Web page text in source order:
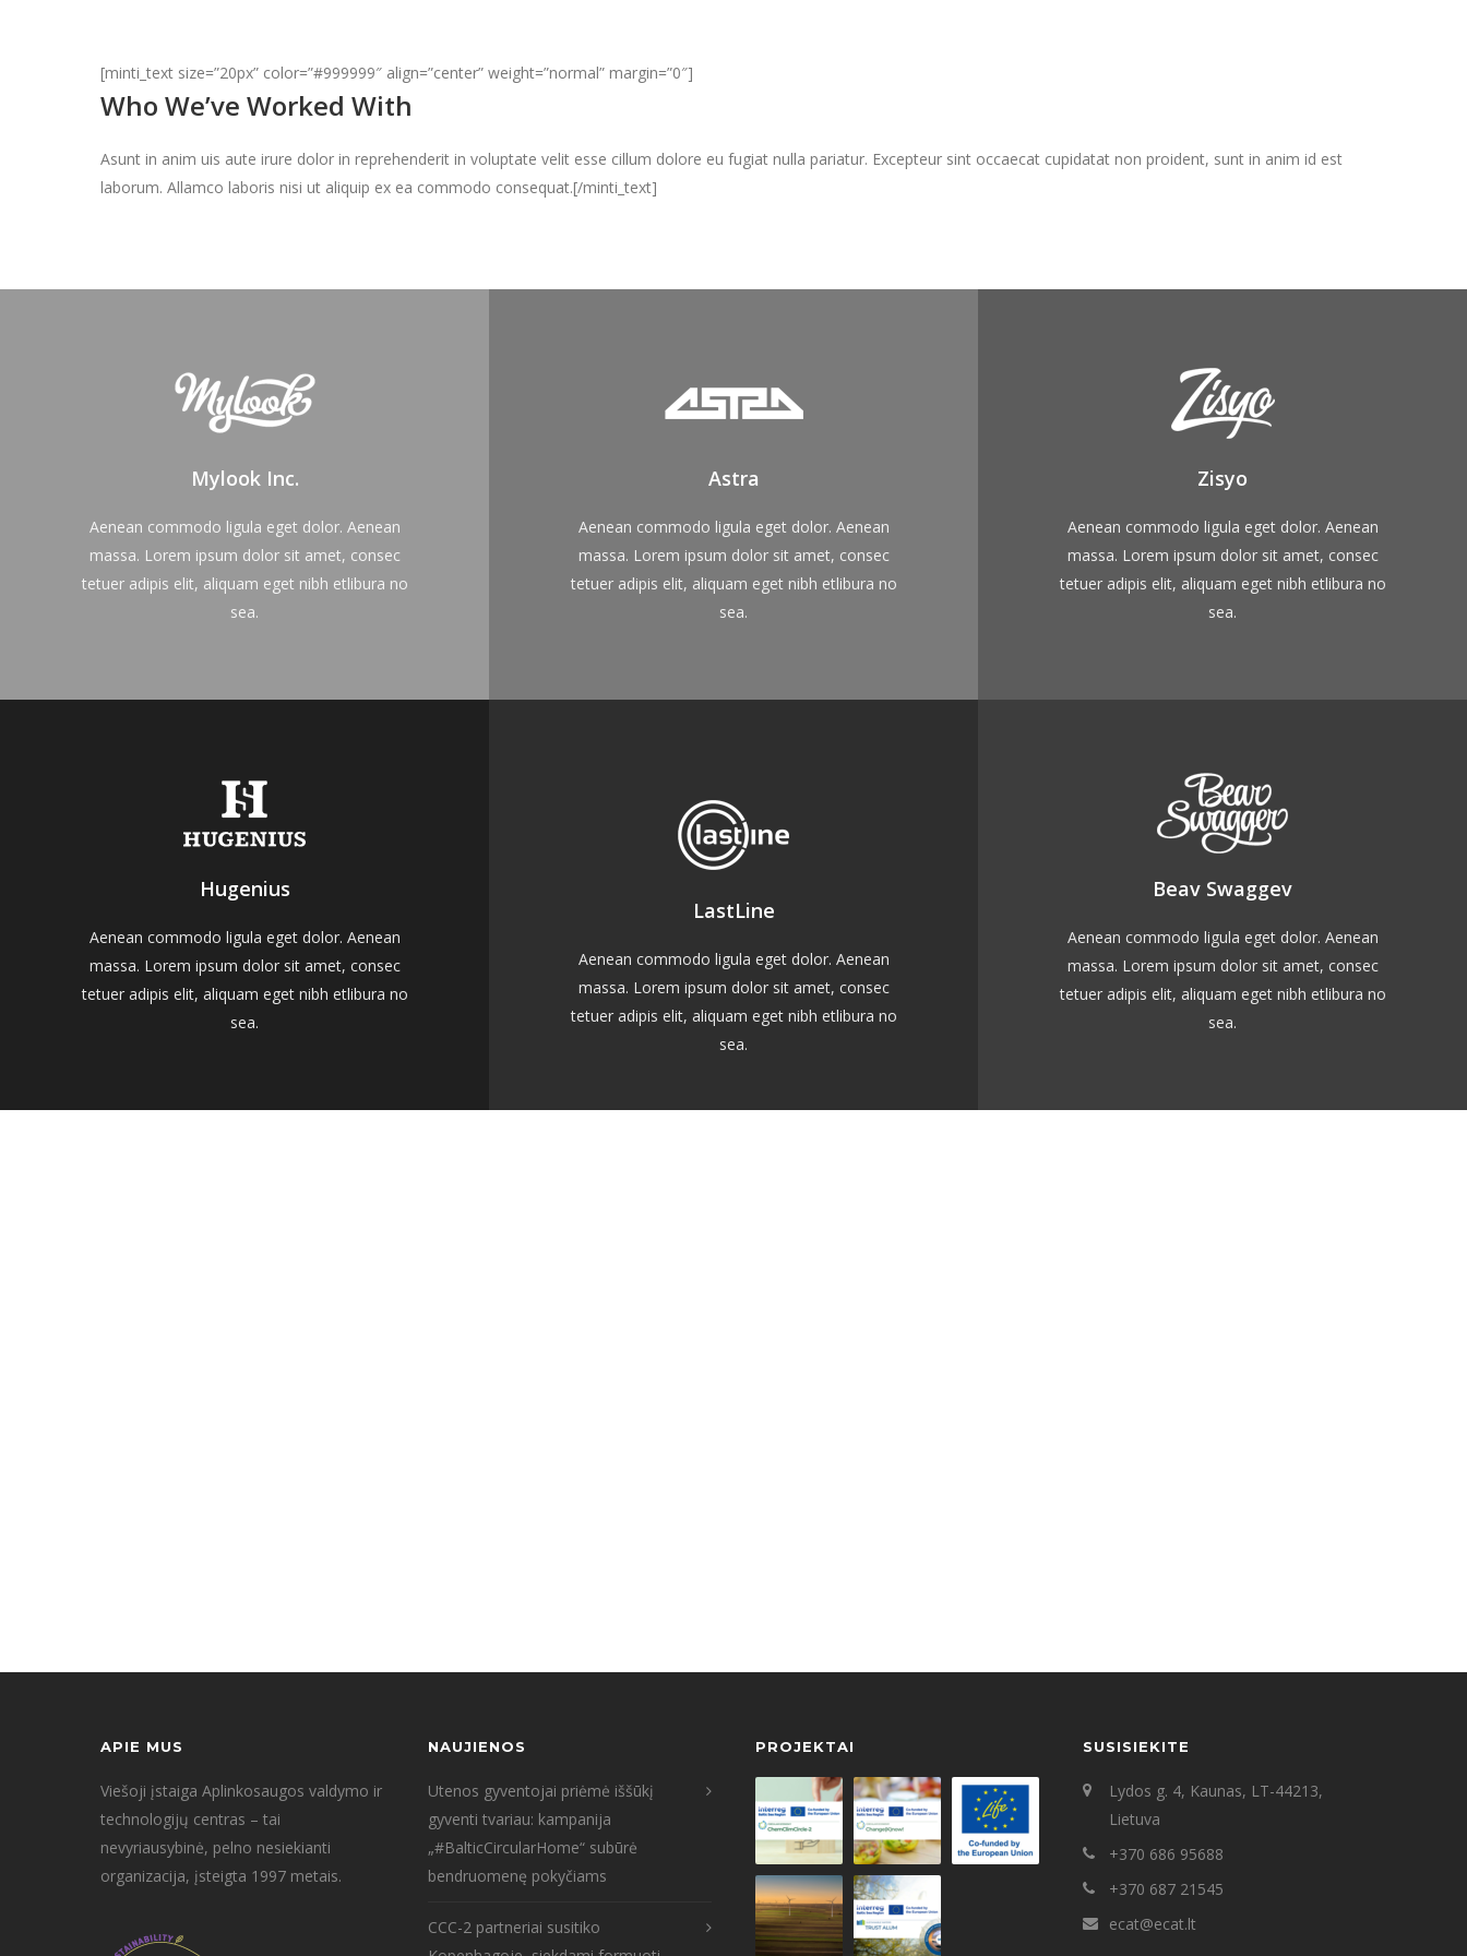
[minti_text size=”20px” color=”#999999″ align=”center” weight=”normal” margin=”0″]
Who We’ve Worked With
Asunt in anim uis aute irure dolor in reprehenderit in voluptate velit esse cillum dolore eu fugiat nulla pariatur. Excepteur sint occaecat cupidatat non proident, sunt in anim id est
laborum. Allamco laboris nisi ut aliquip ex ea commodo consequat.[/minti_text]
Mylook Inc.
Aenean commodo ligula eget dolor. Aenean
massa. Lorem ipsum dolor sit amet, consec
tetuer adipis elit, aliquam eget nibh etlibura no
sea.
Astra
Aenean commodo ligula eget dolor. Aenean
massa. Lorem ipsum dolor sit amet, consec
tetuer adipis elit, aliquam eget nibh etlibura no
sea.
Zisyo
Aenean commodo ligula eget dolor. Aenean
massa. Lorem ipsum dolor sit amet, consec
tetuer adipis elit, aliquam eget nibh etlibura no
sea.
Hugenius
Aenean commodo ligula eget dolor. Aenean
massa. Lorem ipsum dolor sit amet, consec
tetuer adipis elit, aliquam eget nibh etlibura no
sea.
LastLine
Aenean commodo ligula eget dolor. Aenean
massa. Lorem ipsum dolor sit amet, consec
tetuer adipis elit, aliquam eget nibh etlibura no
sea.
Beav Swaggev
Aenean commodo ligula eget dolor. Aenean
massa. Lorem ipsum dolor sit amet, consec
tetuer adipis elit, aliquam eget nibh etlibura no
sea.
APIE MUS
Viešoji įstaiga Aplinkosaugos valdymo ir
technologijų centras – tai
nevyriausybinė, pelno nesiekianti
organizacija, įsteigta 1997 metais.
NAUJIENOS
Utenos gyventojai priėmė iššūkį
gyventi tvariau: kampanija
„#BalticCircularHome“ subūrė
bendruomenę pokyčiams
CCC-2 partneriai susitiko
PROJEKTAI SUSISIEKITE
Lydos g. 4, Kaunas, LT-44213,
Lietuva
+370 686 95688
+370 687 21545
ecat@ecat.lt